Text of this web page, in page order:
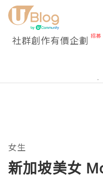
社群創作有價企劃
女生
新加坡美女